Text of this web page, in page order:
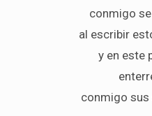
conmigo
al escribir
y en este
conmigo sus